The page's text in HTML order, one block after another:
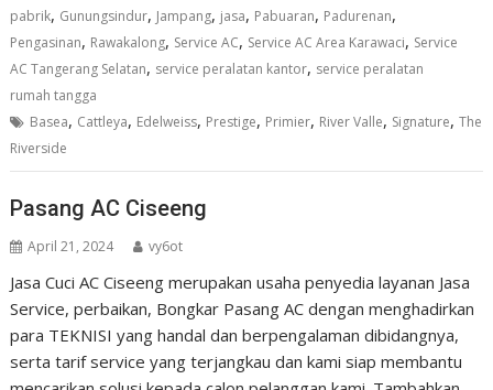
pabrik, Gunungsindur, Jampang, jasa, Pabuaran, Padurenan,
Pengasinan, Rawakalong, Service AC, Service AC Area Karawaci, Service
AC Tangerang Selatan, service peralatan kantor, service peralatan
rumah tangga
Basea, Cattleya, Edelweiss, Prestige, Primier, River Valle, Signature,The
Riverside
Pasang AC Ciseeng
April 21, 2024 vy6ot
Jasa Cuci AC Ciseeng merupakan usaha penyedia layanan Jasa
Service, perbaikan, Bongkar Pasang AC dengan menghadirkan
para TEKNISI yang handal dan berpengalaman dibidangnya,
serta tarif service yang terjangkau dan kami siap membantu